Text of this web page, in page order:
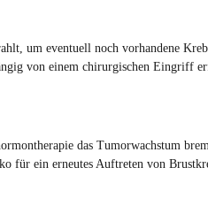
um eventuell noch vorhandene
von einem chirurgischen Eingriff
das Tumorwachstum
für ein erneutes Auftreten von